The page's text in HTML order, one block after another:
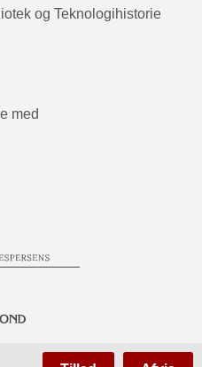
og Teknologihistorie
med